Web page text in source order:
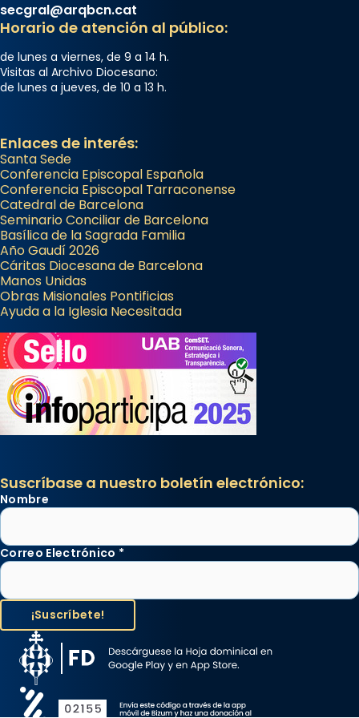
secgral@arqbcn.cat
Horario de atención al público:
de lunes a viernes, de 9 a 14 h.
Visitas al Archivo Diocesano:
de lunes a jueves, de 10 a 13 h.
Enlaces de interés:
Santa Sede
Conferencia Episcopal Española
Conferencia Episcopal Tarraconense
Catedral de Barcelona
Seminario Conciliar de Barcelona
Basílica de la Sagrada Familia
Año Gaudí 2026
Cáritas Diocesana de Barcelona
Manos Unidas
Obras Misionales Pontificias
Ayuda a la Iglesia Necesitada
Suscríbase a nuestro boletín electrónico:
Nombre
Correo Electrónico *